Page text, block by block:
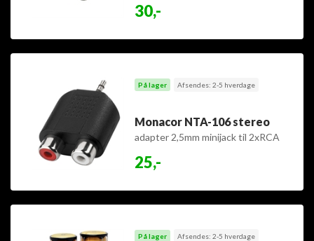
30,-
På lager Afsendes: 2-5 hverdage
Monacor NTA-106 stereo
adapter 2,5mm minijack til 2xRCA
25,-
På lager Afsendes: 2-5 hverdage